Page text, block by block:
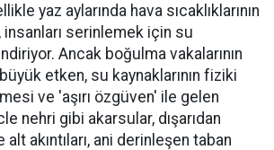
yaz aylarında hava sıcaklıklarının
insanları serinlemek için su
Ancak boğulma vakalarının
etken, su kaynaklarının fiziki
ve 'aşırı özgüven' ile gelen
nehri gibi akarsular, dışarıdan
akıntıları, ani derinleşen taban